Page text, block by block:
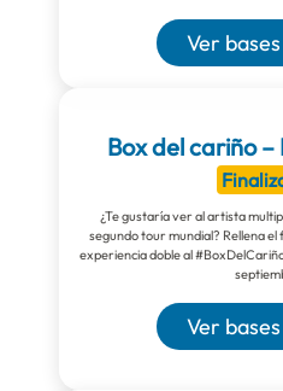
Ver
Box del cariño
¿Te gustaría ver al artista
segundo tour mundial? Rellena
experiencia doble al #BoxDelCariño en el Movistar Arena este 1 de
Ver